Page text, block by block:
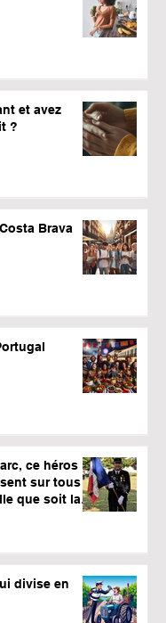
et avez
?
Brava
ce héros
sur tous
que soit la
divise en